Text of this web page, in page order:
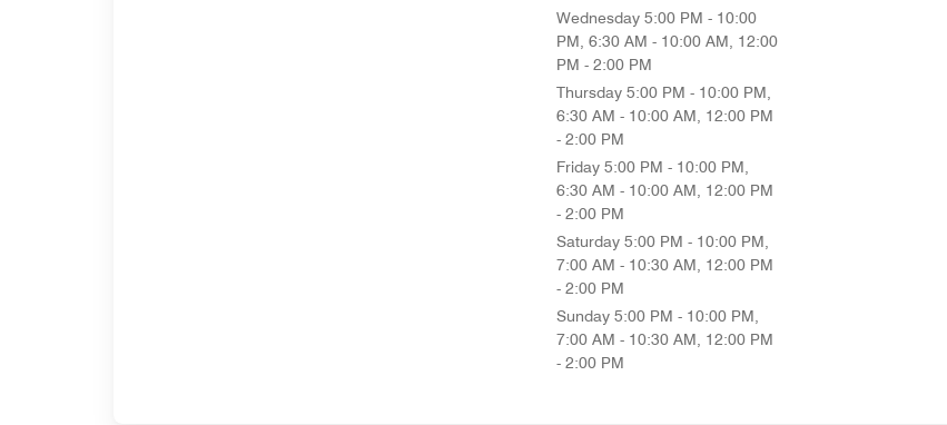
Wednesday 5:00 PM - 10:00
PM, 6:30 AM - 10:00 AM, 12:00
PM - 2:00 PM
Thursday 5:00 PM - 10:00 PM,
6:30 AM - 10:00 AM, 12:00 PM
- 2:00 PM
Friday 5:00 PM - 10:00 PM,
6:30 AM - 10:00 AM, 12:00 PM
- 2:00 PM
Saturday 5:00 PM - 10:00 PM,
7:00 AM - 10:30 AM, 12:00 PM
- 2:00 PM
Sunday 5:00 PM - 10:00 PM,
7:00 AM - 10:30 AM, 12:00 PM
- 2:00 PM